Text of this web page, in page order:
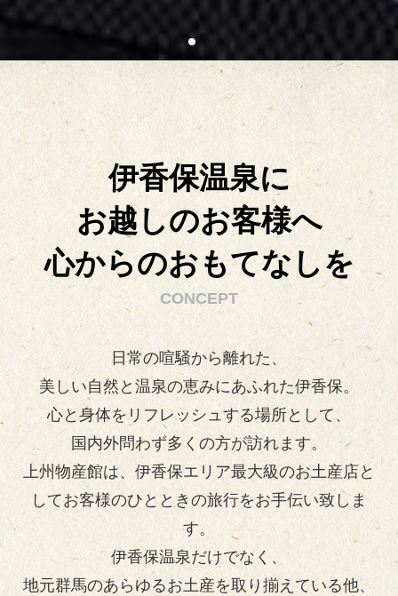
伊香保温泉に
お越しのお客様へ
心からのおもてなしを
CONCEPT
日常の喧騒から離れた、
美しい自然と温泉の恵みにあふれた伊香保。
心と身体をリフレッシュする場所として、
国内外問わず多くの方が訪れます。
上州物産館は、伊香保エリア最大級のお土産店と
してお客様のひとときの旅行をお手伝い致しま
す。
伊香保温泉だけでなく、
地元群馬のあらゆるお土産を取り揃えている他、